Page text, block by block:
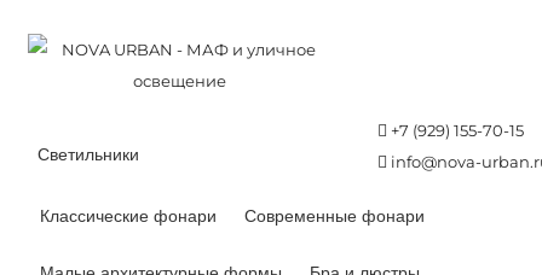
+7 (929) 155-70-15
info@nova-
Светильники
Классические фонари Современные фонари